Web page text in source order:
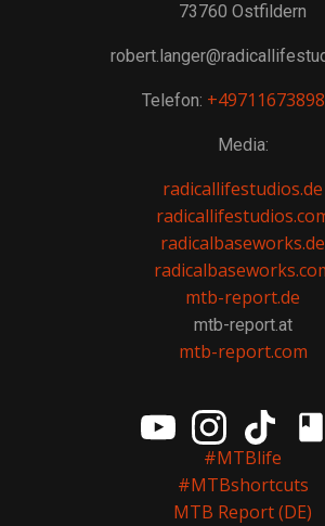
73760 Ostfildern
Telefon:
Media:
radicallifestudios.de
radicalbaseworks.de
mtb-report.de
mtb-report.at
mtb-report.com
#MTBlife
#MTBshortcuts
MTB Report (DE)